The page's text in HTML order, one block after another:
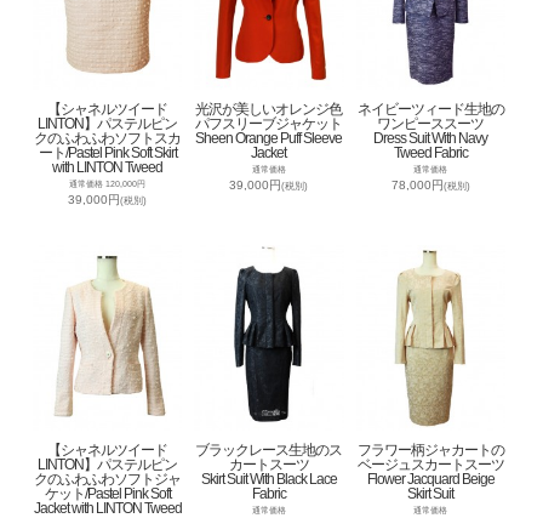
【シャネルツイード
LINTON】パステルピン
クのふわふわソフトスカ
ート/Pastel Pink Soft Skirt
with LINTON Tweed
通常価格 120,000円
39,000円(税別)
光沢が美しいオレンジ色
パフスリーブジャケット
Sheen Orange Puff Sleeve
Jacket
通常価格
39,000円(税別)
ネイビーツィード生地の
ワンピーススーツ
Dress Suit With Navy
Tweed Fabric
通常価格
78,000円(税別)
【シャネルツイード
LINTON】パステルピン
クのふわふわソフトジャ
ケット/Pastel Pink Soft
Jacket with LINTON Tweed
ブラックレース生地のス
カートスーツ
Skirt Suit With Black Lace
Fabric
通常価格
フラワー柄ジャカートの
ベージュスカートスーツ
Flower Jacquard Beige
Skirt Suit
通常価格